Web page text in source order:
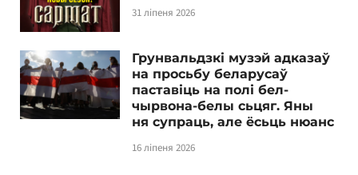
31 ліпеня 2026
Грунвальдзкі музэй адказаў
на просьбу беларусаў
паставіць на полі бел-
чырвона-белы сьцяг. Яны
ня супраць, але ёсьць нюанс
16 ліпеня 2026